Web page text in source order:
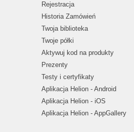
Rejestracja
Historia Zamówień
Twoja biblioteka
Twoje półki
Aktywuj kod na produkty
Prezenty
Testy i certyfikaty
Aplikacja Helion - Android
Aplikacja Helion - iOS
Aplikacja Helion - AppGallery